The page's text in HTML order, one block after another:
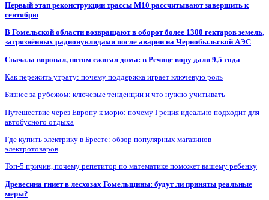
Первый этап реконструкции трассы М10 рассчитывают завершить к
сентябрю
В Гомельской области возвращают в оборот более 1300 гектаров земель,
загрязнённых радионуклидами после аварии на Чернобыльской АЭС
Сначала воровал, потом сжигал дома: в Речице вору дали 9,5 года
Как пережить утрату: почему поддержка играет ключевую роль
Бизнес за рубежом: ключевые тенденции и что нужно учитывать
Путешествие через Европу к морю: почему Греция идеально подходит для
автобусного отдыха
Где купить электрику в Бресте: обзор популярных магазинов
электротоваров
Топ-5 причин, почему репетитор по математике поможет вашему ребенку
Древесина гниет в лесхозах Гомельщины: будут ли приняты реальные
меры?